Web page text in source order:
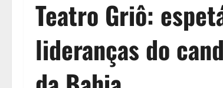
Teatro Griô:
lideranças do